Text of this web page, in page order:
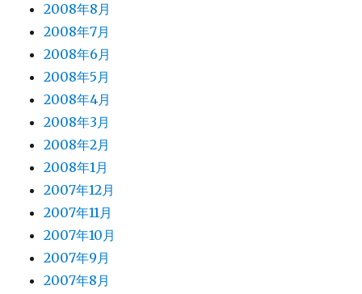
2008年8月
2008年7月
2008年6月
2008年5月
2008年4月
2008年3月
2008年2月
2008年1月
2007年12月
2007年11月
2007年10月
2007年9月
2007年8月